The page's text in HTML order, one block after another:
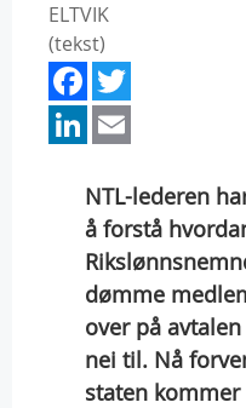
ELTVIK
(tekst)
Facebook
LinkedIn
NTL-lederen
å forstå
dømme
over på
nei til. Nå
staten